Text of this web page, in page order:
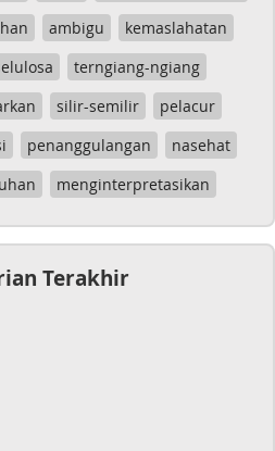
ambigu
kemaslahatan
terngiang-ngiang
silir-semilir
pelacur
penanggulangan
nasehat
menginterpretasikan
Terakhir